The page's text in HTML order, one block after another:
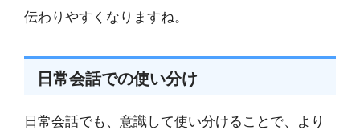
伝わりやすくなりますね。
日常会話での使い分け
日常会話でも、意識して使い分けることで、より